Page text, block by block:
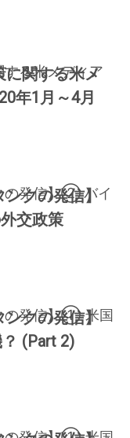
に関する米メ
年1月～4月
ンクの発信】
交政策
クの発信】
(Part 2)